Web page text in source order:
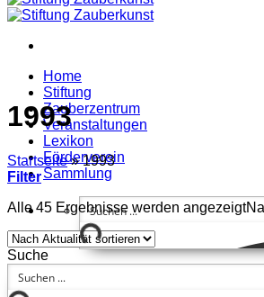
Home
Stiftung
Zauberzentrum
Veranstaltungen
Lexikon
Förderverein
Sammlung
1993
Startseite » 1993
Filter
Alle 45 Ergebnisse werden angezeigt
Suche